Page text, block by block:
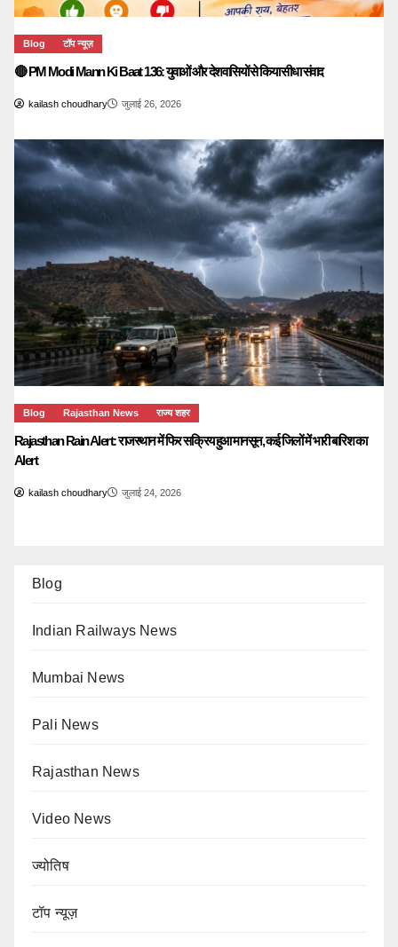
Blog टॉप न्यूज़
🔴 PM Modi Mann Ki Baat 136: युवाओं और देशवासियों से किया सीधा संवाद
kailash choudhary जुलाई 26, 2026
Blog Rajasthan News राज्य शहर
Rajasthan Rain Alert: राजस्थान में फिर सक्रिय हुआ मानसून, कई जिलों में भारी बारिश का
Alert
kailash choudhary जुलाई 24, 2026
Blog
Indian Railways News
Mumbai News
Pali News
Rajasthan News
Video News
ज्योतिष
टॉप न्यूज़